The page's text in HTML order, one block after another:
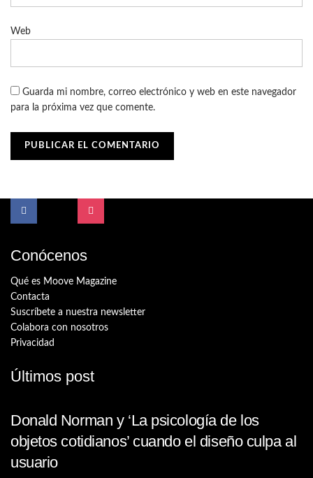
Web
Guarda mi nombre, correo electrónico y web en este navegador
para la próxima vez que comente.
Conócenos
Qué es Moove Magazine
Contacta
Suscríbete a nuestra newsletter
Colabora con nosotros
Privacidad
Últimos post
Donald Norman y ‘La psicología de los
objetos cotidianos’ cuando el diseño culpa al
usuario